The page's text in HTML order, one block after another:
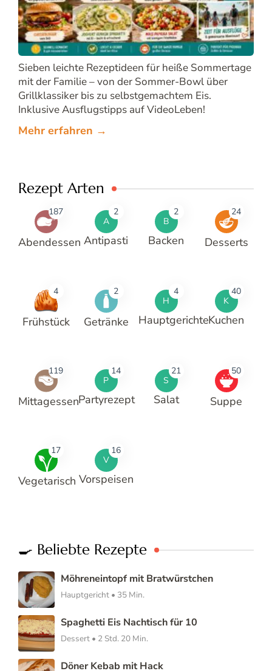
Sieben leichte Rezeptideen für heiße Sommertage
mit der Familie – von der Sommer-Bowl über
Grillklassiker bis zu selbstgemachtem Eis.
Inklusive Ausflugstipps auf VideoLeben!
Mehr erfahren →
Rezept Arten
187
Abendessen
A
2
Antipasti
B
2
Backen
24
Desserts
4
Frühstück
2
Getränke
H
4
Hauptgerichte
K
40
Kuchen
119
Mittagessen
P
14
Partyrezept
S
21
Salat
50
Suppe
17
Vegetarisch
V
16
Vorspeisen
🍳 Beliebte Rezepte
Möhreneintopf mit Bratwürstchen
Hauptgericht • 35 Min.
Spaghetti Eis Nachtisch für 10
Dessert • 2 Std. 20 Min.
Döner Kebab mit Hack